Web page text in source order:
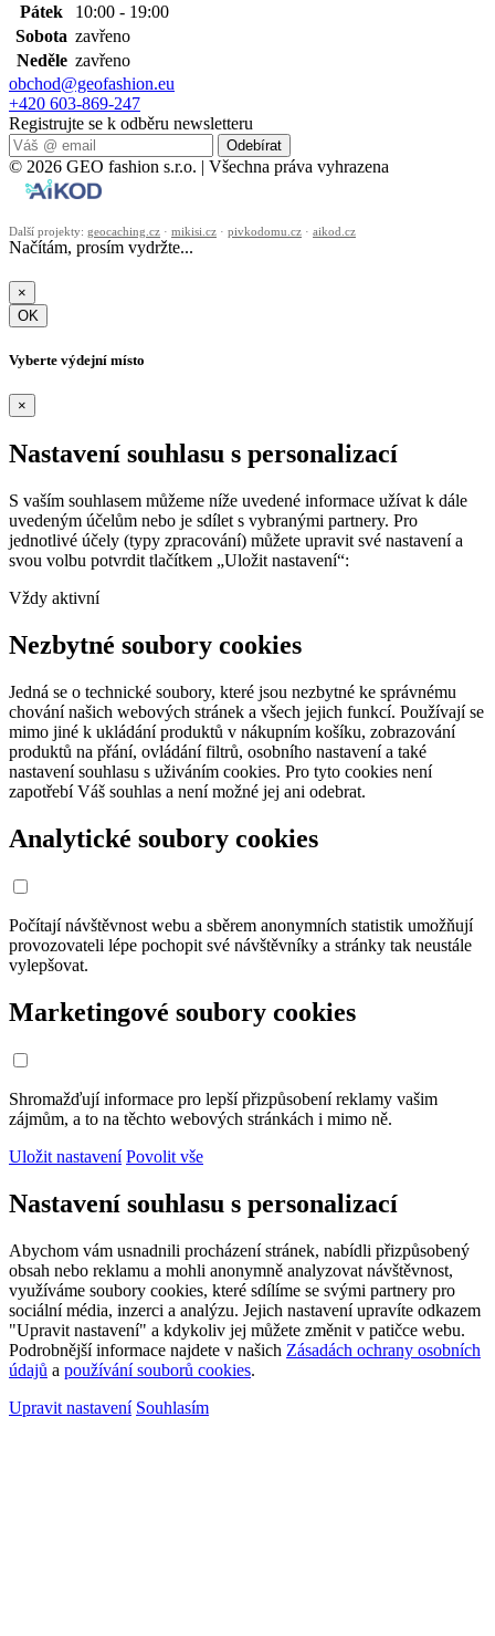
Pátek
10:00 - 19:00
Sobota zavřeno
Neděle zavřeno
obchod@geofashion.eu
+420 603-869-247
Registrujte se k odběru newsletteru
Odebírat
© 2026 GEO fashion s.r.o. | Všechna práva vyhrazena
Další projekty: geocaching.cz · mikisi.cz · pivkodomu.cz · aikod.cz
Načítám, prosím vydržte...
×
OK
Vyberte výdejní místo
×
Nastavení souhlasu s personalizací
S vaším souhlasem můžeme níže uvedené informace užívat k dále
uvedeným účelům nebo je sdílet s vybranými partnery. Pro
jednotlivé účely (typy zpracování) můžete upravit své nastavení a
svou volbu potvrdit tlačítkem „Uložit nastavení“:
Vždy aktivní
Nezbytné soubory cookies
Jedná se o technické soubory, které jsou nezbytné ke správnému
chování našich webových stránek a všech jejich funkcí. Používají se
mimo jiné k ukládání produktů v nákupním košíku, zobrazování
produktů na přání, ovládání filtrů, osobního nastavení a také
nastavení souhlasu s uživáním cookies. Pro tyto cookies není
zapotřebí Váš souhlas a není možné jej ani odebrat.
Analytické soubory cookies
Počítají návštěvnost webu a sběrem anonymních statistik umožňují
provozovateli lépe pochopit své návštěvníky a stránky tak neustále
vylepšovat.
Marketingové soubory cookies
Shromažďují informace pro lepší přizpůsobení reklamy vašim
zájmům, a to na těchto webových stránkách i mimo ně.
Uložit nastavení Povolit vše
Nastavení souhlasu s personalizací
Abychom vám usnadnili procházení stránek, nabídli přizpůsobený
obsah nebo reklamu a mohli anonymně analyzovat návštěvnost,
využíváme soubory cookies, které sdílíme se svými partnery pro
sociální média, inzerci a analýzu. Jejich nastavení upravíte odkazem
"Upravit nastavení" a kdykoliv jej můžete změnit v patičce webu.
Podrobnější informace najdete v našich Zásadách ochrany osobních
údajů a používání souborů cookies.
Upravit nastavení Souhlasím